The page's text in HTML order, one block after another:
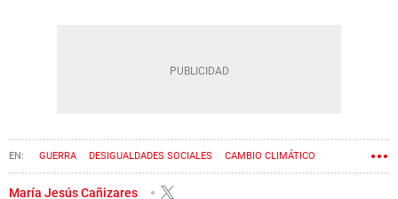
GUERRA DESIGUALDADES SOCIALES CAMBIO CLIMÁTICO
POBREZA
María Jesús Cañizares